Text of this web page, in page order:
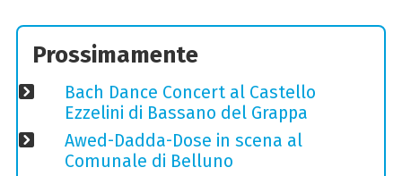
Prossimamente
Bach Dance Concert al Castello
Ezzelini di Bassano del Grappa
Awed-Dadda-Dose in scena al
Comunale di Belluno